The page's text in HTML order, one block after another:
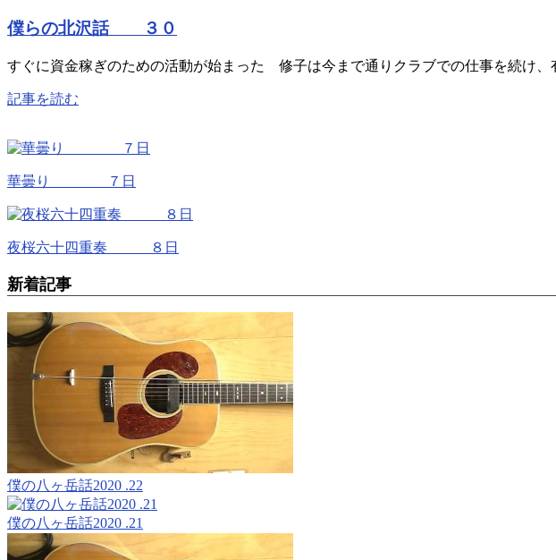
僕らの北沢話 ３０
すぐに資金稼ぎのための活動が始まった 修子は今まで通りクラブでの仕事を続け
記事を読む
華曇り ７日
夜桜六十四重奏 ８日
新着記事
僕の八ヶ岳話2020 .22
僕の八ヶ岳話2020 .21